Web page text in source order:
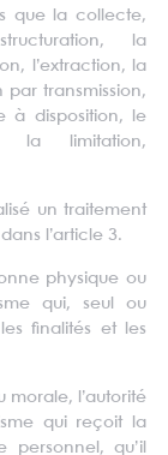
que la collecte,
la
l’extraction, la
par transmission,
à disposition, le
la limitation,
un traitement
l’article 3.
physique ou
qui, seul ou
finalités et les
morale, l’autorité
qui reçoit la
qu’il